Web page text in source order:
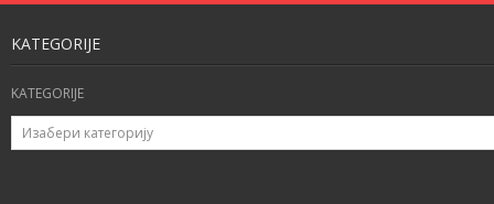
KATEGORIJE
KATEGORIJE